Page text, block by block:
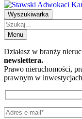
Wyszukiwarka
Menu
Działasz w branży
newslettera.
Prawo nieruchomości,
prawnym w